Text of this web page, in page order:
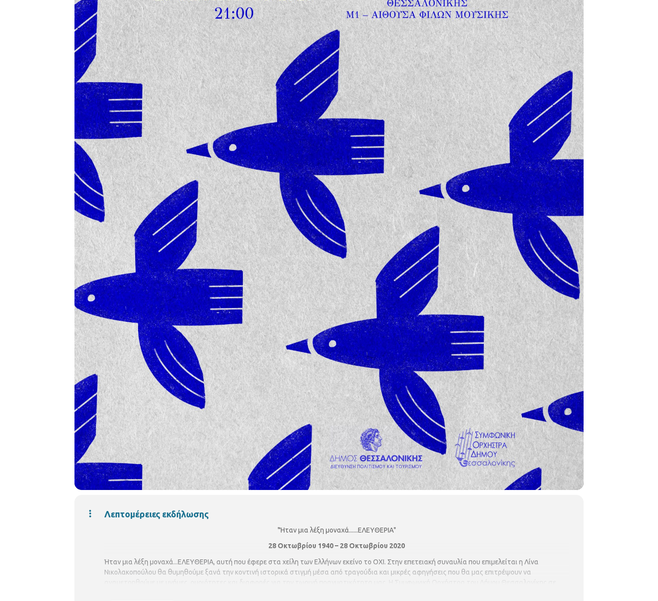
Λεπτομέρειες εκδήλωσης
"Ήταν μια λέξη μοναχά......ΕΛΕΥΘΕΡΙΑ"
28 Οκτωβρίου 1940 – 28 Οκτωβρίου 2020
Ήταν μια λέξη μοναχά...ΕΛΕΥΘΕΡΙΑ, αυτή που έφερε στα χείλη των Ελλήνων εκείνο το ΟΧΙ. Στην επετειακή συναυλία που επιμελείται η Λίνα
Νικολακοπούλου θα θυμηθούμε ξανά την κοντινή ιστορικά στιγμή μέσα από τραγούδια και μικρές αφηγήσεις που θα μας επιτρέψουν να